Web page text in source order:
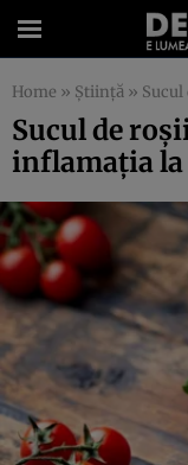
Home » Știință » Sucul
Sucul de
inflamația